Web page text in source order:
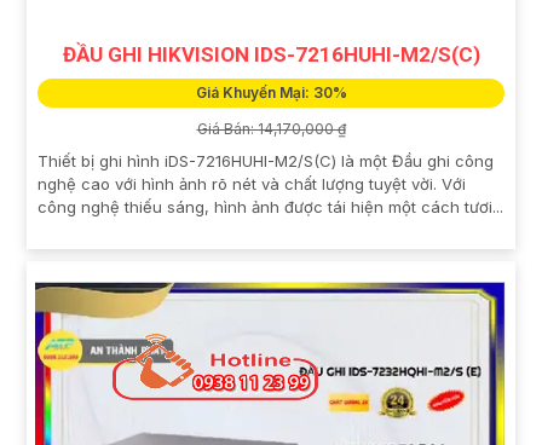
ĐẦU GHI HIKVISION IDS-7216HUHI-M2/S(C)
Giá Khuyến Mại: 30%
Giá Bán: 14,170,000 ₫
Thiết bị ghi hình iDS-7216HUHI-M2/S(C) là một Đầu ghi công
nghệ cao với hình ảnh rõ nét và chất lượng tuyệt vời. Với
công nghệ thiếu sáng, hình ảnh được tái hiện một cách tươi...